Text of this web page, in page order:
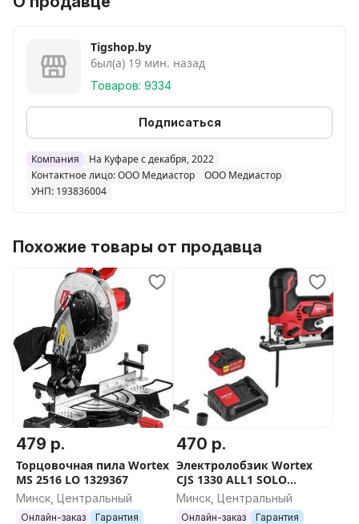
бесщеточный
Напряжение аккумулятора
Емкость аккумулятора
Количество аккумуляторов
2 шт.
80 Н·м
Мягкий крутящий момент
Жесткий крутящий момент
80 Н·м
Число оборотов холостого хода
0-600/0-2100 об/мин
Число ступеней крутящего момента
20+1
Количество скоростей
Tigshop.by
был(а) 19 мин. назад
Товаров: 9334
Подписаться
Компания
На Куфаре с декабря, 2022
Контактное лицо: ООО Медиастор
ООО Медиастор
УНП: 193836004
Похожие товары от продавца
479 р.
Торцовочная пила Wortex
MS 2516 LO 1329367
Минск, Центральный
Онлайн-заказ Гарантия
470 р.
Электролобзик Wortex
CJS 1330 ALL1 SOLO
1325401 (с 1-им АКБ, кейс)
Минск, Центральный
Онлайн-заказ Гарантия